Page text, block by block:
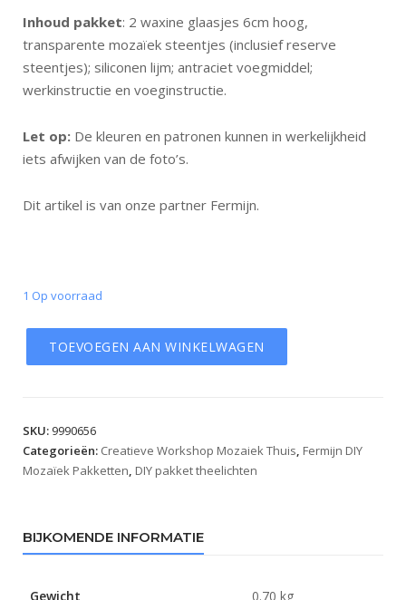
Inhoud pakket: 2 waxine glaasjes 6cm hoog,
transparente mozaïek steentjes (inclusief reserve
steentjes); siliconen lijm; antraciet voegmiddel;
werkinstructie en voeginstructie.
Let op: De kleuren en patronen kunnen in werkelijkheid
iets afwijken van de foto’s.
Dit artikel is van onze partner Fermijn.
1 Op voorraad
TOEVOEGEN AAN WINKELWAGEN
SKU: 9990656
Categorieën: Creatieve Workshop Mozaiek Thuis, Fermijn DIY
Mozaïek Pakketten, DIY pakket theelichten
BIJKOMENDE INFORMATIE
Gewicht 0.70 kg